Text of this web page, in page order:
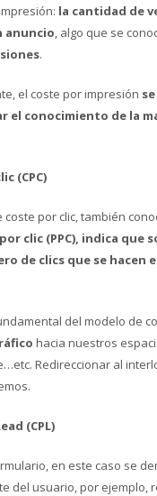
la cantidad de
anuncio, algo que se
.
el coste por impresión
el conocimiento de la
(CPC)
coste por clic, también
clic (PPC), indica que
de clics que se hacen
del modelo de
hacia nuestros
Redireccionar al
(CPL)
en este caso se
del usuario, por ejemplo,